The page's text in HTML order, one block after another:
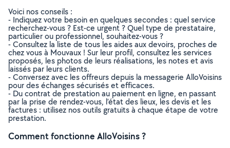
Voici nos conseils :
- Indiquez votre besoin en quelques secondes : quel service
recherchez-vous ? Est-ce urgent ? Quel type de prestataire,
particulier ou professionnel, souhaitez-vous ?
- Consultez la liste de tous les aides aux devoirs, proches de
chez vous à Mouvaux ! Sur leur profil, consultez les services
proposés, les photos de leurs réalisations, les notes et avis
laissés par leurs clients.
- Conversez avec les offreurs depuis la messagerie AlloVoisins
pour des échanges sécurisés et efficaces.
- Du contrat de prestation au paiement en ligne, en passant
par la prise de rendez-vous, l’état des lieux, les devis et les
factures : utilisez nos outils gratuits à chaque étape de votre
prestation.
Comment fonctionne AlloVoisins ?